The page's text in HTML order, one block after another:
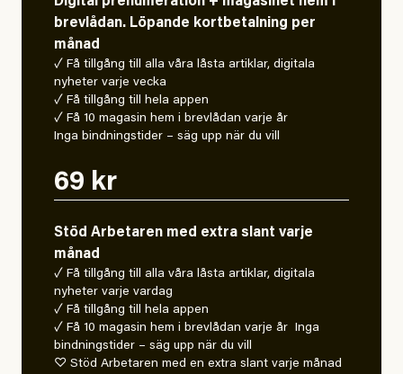
brevlådan. Löpande kortbetalning per
månad
✓ Få tillgång till alla våra låsta artiklar, digitala
nyheter varje vecka
✓ Få tillgång till hela appen
✓ Få 10 magasin hem i brevlådan varje år
Inga bindningstider – säg upp när du vill
69 kr
Stöd Arbetaren med extra slant varje
månad
✓ Få tillgång till alla våra låsta artiklar, digitala
nyheter varje vardag
✓ Få tillgång till hela appen
✓ Få 10 magasin hem i brevlådan varje år Inga
bindningstider – säg upp när du vill
♡ Stöd Arbetaren med en extra slant varje månad